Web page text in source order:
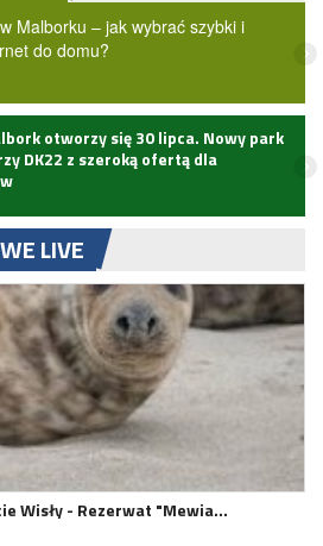
Malborku – jak wybrać szybki i
do domu?
otworzy się 30 lipca. Nowy park
DK22 z szeroką ofertą dla
LIVE
Wisły - Rezerwat "Mewia…